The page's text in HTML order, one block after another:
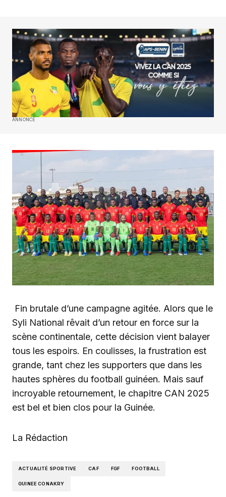
ANNONCE
Fin brutale d’une campagne agitée. Alors que le
Syli National rêvait d’un retour en force sur la
scène continentale, cette décision vient balayer
tous les espoirs. En coulisses, la frustration est
grande, tant chez les supporters que dans les
hautes sphères du football guinéen. Mais sauf
incroyable retournement, le chapitre CAN 2025
est bel et bien clos pour la Guinée.
La Rédaction
ACTUALITÉ SPORTIVE CAF FGF FOOTBALL
GUINEE CONAKRY